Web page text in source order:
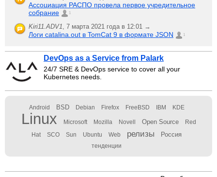
Ассоциация РАСПО провела первое учредительное
собрание
1
Kiri11.ADV1, 7 марта 2021 года в 12:01 →
Логи catalina.out в TomCat 9 в формате JSON 1
DevOps as a Service from Palark
24/7 SRE & DevOps service to cover all your
Kubernetes needs.
Android BSD Debian Firefox FreeBSD IBM KDE
Linux Microsoft Mozilla Novell Open Source Red
Hat SCO Sun Ubuntu Web релизы Россия
тенденции